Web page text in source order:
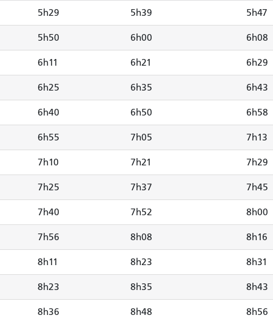
5h29 5h39 5h47
5h50 6h00 6h08
6h11 6h21 6h29
6h25 6h35 6h43
6h40 6h50 6h58
6h55 7h05 7h13
7h10 7h21 7h29
7h25 7h37 7h45
7h40 7h52 8h00
7h56 8h08 8h16
8h11 8h23 8h31
8h23 8h35 8h43
8h36 8h48 8h56